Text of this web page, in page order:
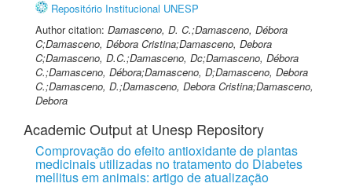
Repositório Institucional UNESP
Author citation: Damasceno, D. C.;Damasceno, Débora
C;Damasceno, Débora Cristina;Damasceno, Debora
C;Damasceno, D.C.;Damasceno, Dc;Damasceno, Débora
C.;Damasceno, Débora;Damasceno, D;Damasceno, Debora
C.;Damasceno, D.;Damasceno, Debora Cristina;Damasceno,
Debora
Academic Output at Unesp Repository
Comprovação do efeito antioxidante de plantas
medicinais utilizadas no tratamento do Diabetes
mellitus em animais: artigo de atualização